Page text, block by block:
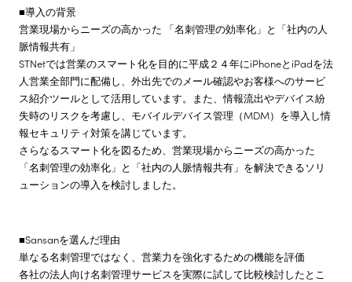
■導入の背景
営業現場からニーズの高かった 「名刺管理の効率化」と「社内の人
脈情報共有」
STNetでは営業のスマート化を目的に平成２４年にiPhoneとiPadを法
人営業全部門に配備し、外出先でのメール確認やお客様へのサービ
ス紹介ツールとして活用しています。また、情報流出やデバイス紛
失時のリスクを考慮し、モバイルデバイス管理（MDM）を導入し情
報セキュリティ対策を講じています。
さらなるスマート化を図るため、営業現場からニーズの高かった
「名刺管理の効率化」と「社内の人脈情報共有」を解決できるソリ
ューションの導入を検討しました。
■Sansanを選んだ理由
単なる名刺管理ではなく、営業力を強化するための機能を評価
各社の法人向け名刺管理サービスを実際に試して比較検討したとこ